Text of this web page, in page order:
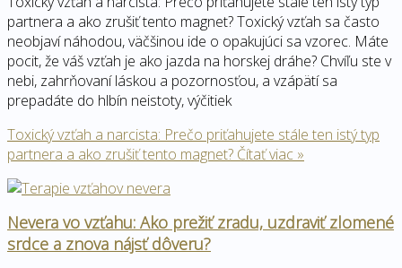
partnera a ako zrušiť tento magnet? Toxický vzťah sa často
neobjaví náhodou, väčšinou ide o opakujúci sa vzorec. Máte
pocit, že váš vzťah je ako jazda na horskej dráhe? Chvíľu ste v
nebi, zahrňovaní láskou a pozornosťou, a vzápätí sa
prepadáte do hlbín neistoty, výčitiek
Toxický vzťah a narcista: Prečo priťahujete stále ten istý typ
partnera a ako zrušiť tento magnet? Čítať viac »
Nevera vo vzťahu: Ako prežiť zradu, uzdraviť zlomené
srdce a znova nájsť dôveru?